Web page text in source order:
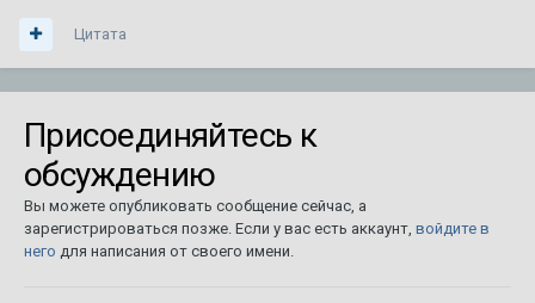
Цитата
Присоединяйтесь к
обсуждению
Вы можете опубликовать сообщение сейчас, а
зарегистрироваться позже. Если у вас есть аккаунт, войдите в
него для написания от своего имени.